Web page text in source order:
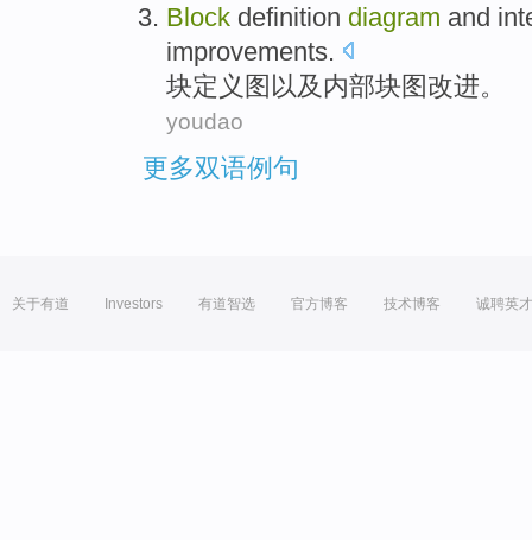
Block definition diagram and
improvements.
块定义 图 以及 内部块图改进。
youdao
更多双语例句
关于有道 Investors 有道智选 官方博客 技术博客 诚聘英才